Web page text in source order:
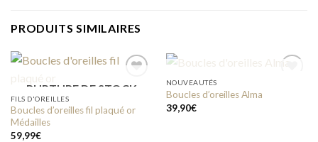
PRODUITS SIMILAIRES
Add to
RUPTURE DE STOCK
FILS D'OREILLES
Boucles d’oreilles fil plaqué or
Médailles
59,99€
RUPTURE DE STOCK
NOUVEAUTÉS
Boucles d’oreilles Alma
39,90€